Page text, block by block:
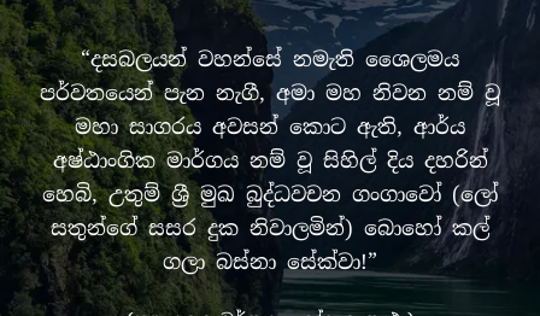
“දසබලයන් වහන්සේ නමැති ශෛලමය
පර්වතයෙන් පැන නැගී, අමා මහ නිවන නම් වූ
මහා සාගරය අවසන් කොට ඇති, ආර්ය
අෂ්ඨාංගික මාර්ගය නම් වූ සිහිල් දිය දහරින්
හෙබි, උතුම් ශ්‍රී මුඛ බුද්ධවචන ගංගාවෝ (ලෝ
සතුන්ගේ සසර දුක නිවාලමින්) බොහෝ කල්
ගලා බස්නා සේක්වා!”